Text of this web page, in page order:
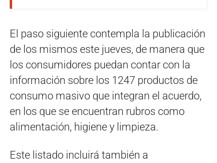
El paso siguiente contempla la publicación
de los mismos este jueves, de manera que
los consumidores puedan contar con la
información sobre los 1247 productos de
consumo masivo que integran el acuerdo,
en los que se encuentran rubros como
alimentación, higiene y limpieza.
Este listado incluirá también a